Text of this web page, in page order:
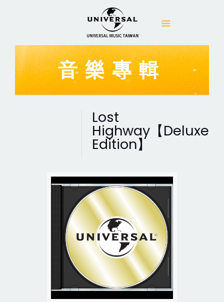
音樂專輯
Lost
Highway【Deluxe
Edition】